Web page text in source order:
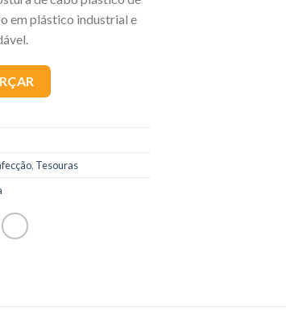
em plástico industrial e
, Tesouras